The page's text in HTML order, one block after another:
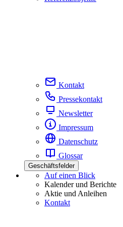
Kontakt
Pressekontakt
Newsletter
Impressum
Datenschutz
Glossar
Geschäftsfelder
Auf einen Blick
Kalender und Berichte
Aktie und Anleihen
Kontakt